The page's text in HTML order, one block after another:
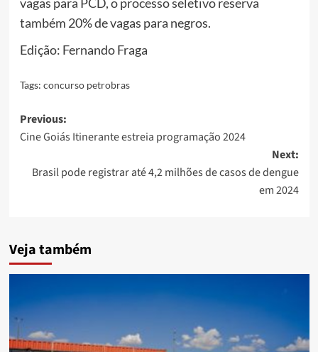
também 20% de vagas para negros.
Edição: Fernando Fraga
Tags: concurso petrobras
Post
navigation
Previous:
Cine Goiás Itinerante estreia programação 2024
Next:
Brasil pode registrar até 4,2 milhões de casos de dengue
em 2024
Veja também